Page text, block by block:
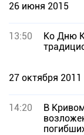
26 июня 2015
13:50
Ко Дню
27 октября 2011
14:20
В